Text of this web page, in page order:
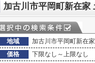
加古川市平岡町新在家
地域
加古川市平岡町新在家
価格
下限なし～上限なし